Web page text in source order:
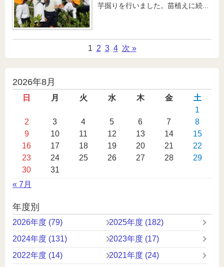
芋掘りを行いました。苗植えに続...
1 2 3 4 次 »
投
2026年8月
日 月 火 水 木 金
土
1
2
3 4 5 6 7
8
9
10 11 12 13 14
15
16
17 18 19 20 21
22
23
24 25 26 27 28
29
30
31
« 7月
年度別
2026年度 (79)
2025年度 (182)
2024年度 (131)
2023年度 (17)
2022年度 (14)
2021年度 (24)